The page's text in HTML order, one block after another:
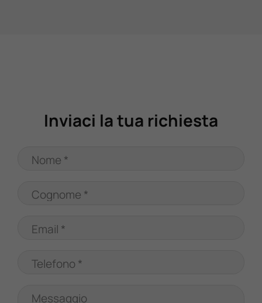
Inviaci la tua richiesta
Nome *
Cognome *
Email *
Telefono *
Messaggio